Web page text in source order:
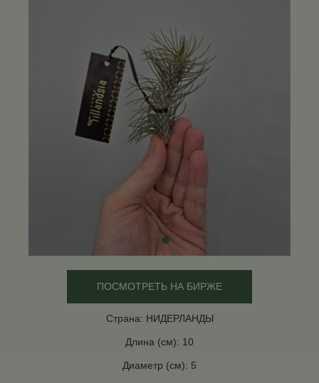
ПОСМОТРЕТЬ НА БИРЖЕ
Страна: НИДЕРЛАНДЫ
Длина (см): 10
Диаметр (см): 5